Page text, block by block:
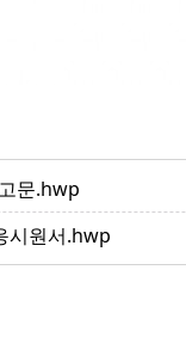
문.hwp
시원서.hwp